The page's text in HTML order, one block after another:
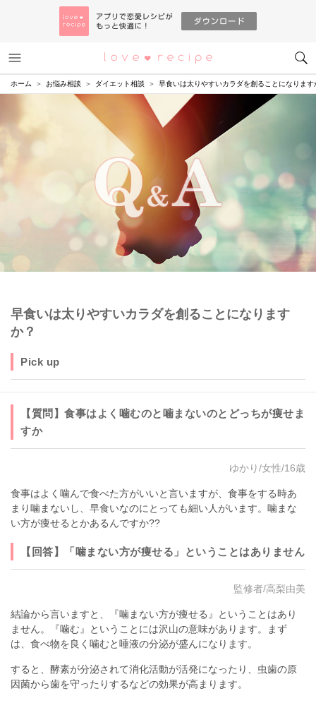
恋愛レシピ
ホーム お悩み相談 ダイエット相談 早食いは太りやすいカラダを創ることになります
早食いは太りやすいカラダを創ることになります
か？
Pick up
【質問】食事はよく噛むのと噛まないのとどっちが痩せま
すか
ゆかり/女性/16歳
食事はよく噛んで食べた方がいいと言いますが、食事をする時あ
まり噛まないし、早食いなのにとっても細い人がいます。噛まな
い方が痩せるとかあるんですか??
【回答】「噛まない方が痩せる」ということはありません
監修者/高梨由美
結論から言いますと、『噛まない方が痩せる』ということはあり
ません。『噛む』ということには沢山の意味があります。まず
は、食べ物を良く噛むと唾液の分泌が盛んになります。
すると、酵素が分泌されて消化活動が活発になったり、虫歯の原
因菌から歯を守ったりするなどの効果が高まります。